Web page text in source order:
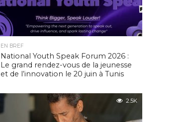
EN BREF
National Youth Speak Forum 2026 :
Le grand rendez-vous de la jeunesse
et de l’innovation le 20 juin à Tunis
2.5K